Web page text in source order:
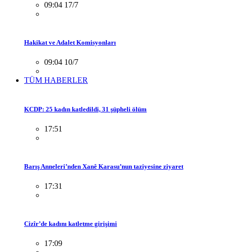
09:04 17/7
Hakikat ve Adalet Komisyonları
09:04 10/7
TÜM HABERLER
KCDP: 25 kadın katledildi, 31 şüpheli ölüm
17:51
Barış Anneleri’nden Xanê Karasu’nun taziyesine ziyaret
17:31
Cizîr’de kadını katletme girişimi
17:09